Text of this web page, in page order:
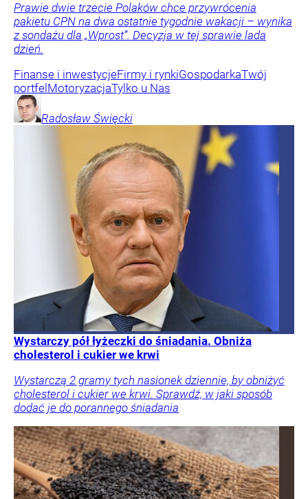
Prawie dwie trzecie Polaków chce przywrócenia
pakietu CPN na dwa ostatnie tygodnie wakacji – wynika
z sondażu dla „Wprost”. Decyzja w tej sprawie lada
dzień.
Finanse i inwestycjeFirmy i rynkiGospodarkaTwój
portfel MotoryzacjaTylko u Nas
Radosław Święcki
Wystarczy pół łyżeczki do śniadania. Obniża
cholesterol i cukier we krwi
Wystarczą 2 gramy tych nasionek dziennie, by obniżyć
cholesterol i cukier we krwi. Sprawdź, w jaki sposób
dodać je do porannego śniadania